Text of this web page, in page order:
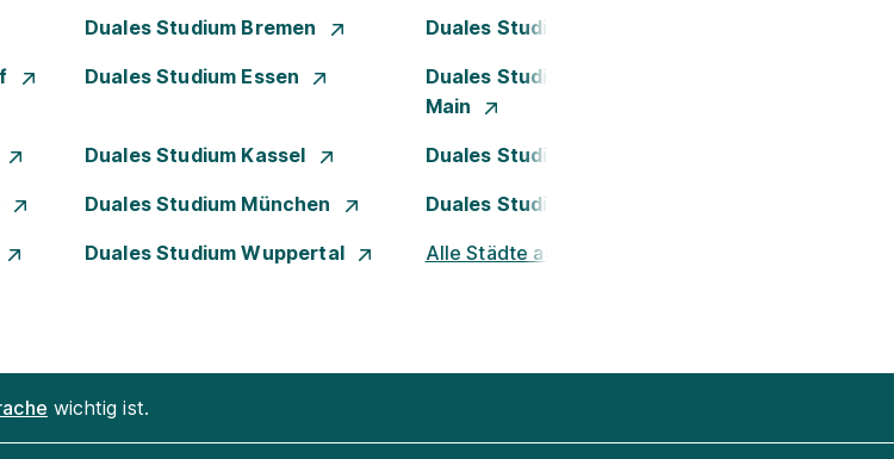
Duales Studium Bremen Duales Studium Dortmund
Duales Studium Essen
Duales Studium Frankfurt am
Main
Duales Studium Kassel Duales Studium Köln
Duales Studium München Duales Studium Nürnberg
Duales Studium Wuppertal Alle Städte ansehen
wichtig ist.